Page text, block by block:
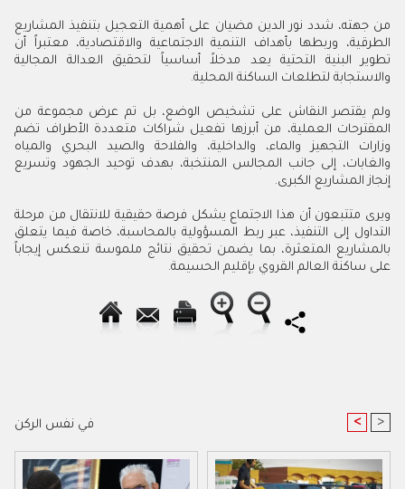
من جهته، شدد نور الدين مضيان على أهمية التعجيل بتنفيذ المشاريع
الطرقية، وربطها بأهداف التنمية الاجتماعية والاقتصادية، معتبراً أن
تطوير البنية التحتية يعد مدخلاً أساسياً لتحقيق العدالة المجالية
والاستجابة لتطلعات الساكنة المحلية.
ولم يقتصر النقاش على تشخيص الوضع، بل تم عرض مجموعة من
المقترحات العملية، من أبرزها تفعيل شراكات متعددة الأطراف تضم
وزارات التجهيز والماء، والداخلية، والفلاحة والصيد البحري والمياه
والغابات، إلى جانب المجالس المنتخبة، بهدف توحيد الجهود وتسريع
إنجاز المشاريع الكبرى.
ويرى متتبعون أن هذا الاجتماع يشكل فرصة حقيقية للانتقال من مرحلة
التداول إلى التنفيذ، عبر ربط المسؤولية بالمحاسبة، خاصة فيما يتعلق
بالمشاريع المتعثرة، بما يضمن تحقيق نتائج ملموسة تنعكس إيجاباً
على ساكنة العالم القروي بإقليم الحسيمة.
في نفس الركن < >